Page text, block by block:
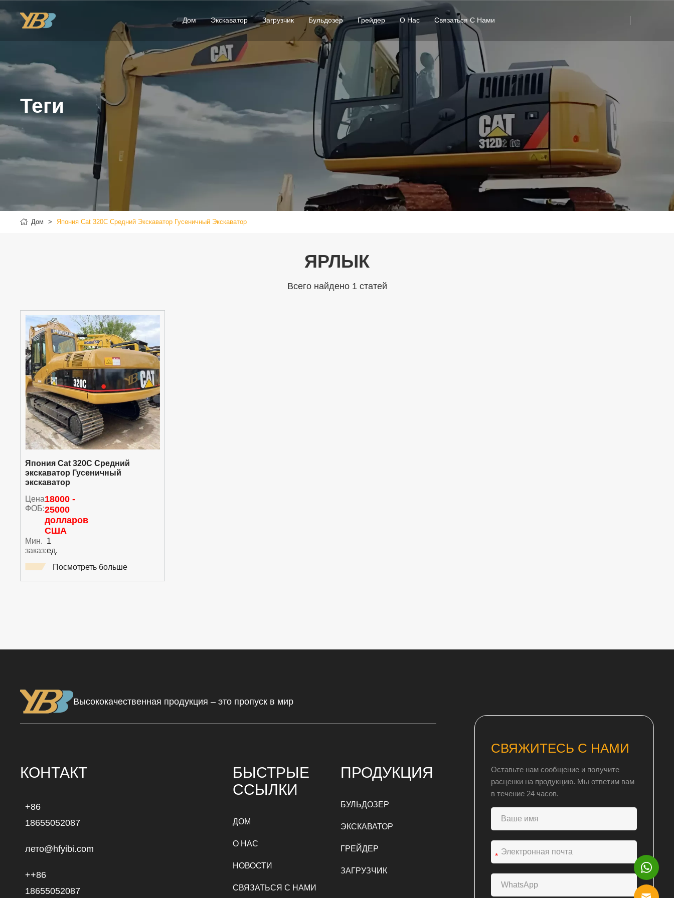
Дом Экскаватор Загрузчик Бульдозер Грейдер О Нас Связаться С Нами
Теги
Дом Япония Cat 320C Средний Экскаватор Гусеничный Экскаватор
ЯРЛЫК
Всего найдено 1 статей
Япония Cat 320C Средний
экскаватор Гусеничный
экскаватор
Цена
ФОБ:
18000 -
25000
долларов
США
Мин.
заказ:
1
ед.
Посмотреть больше
Высококачественная продукция – это пропуск в мир
КОНТАКТ
+86
18655052087
лето@hfyibi.com
++86
18655052087
БЫСТРЫЕ
ССЫЛКИ
ДОМ
О НАС
НОВОСТИ
СВЯЗАТЬСЯ С НАМИ
ПРОДУКЦИЯ
БУЛЬДОЗЕР
ЭКСКАВАТОР
ГРЕЙДЕР
ЗАГРУЗЧИК
СВЯЖИТЕСЬ С НАМИ
Оставьте нам сообщение и получите
расценки на продукцию. Мы ответим вам
в течение 24 часов.
*